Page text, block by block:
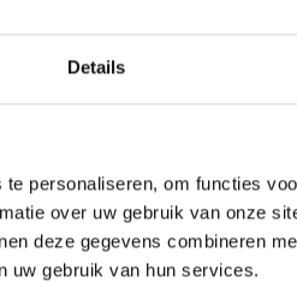
Details
personaliseren, om functies
over uw gebruik van onze
deze gegevens combineren
uw gebruik van hun services.